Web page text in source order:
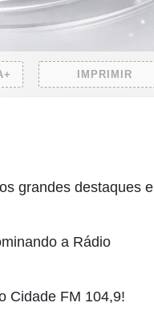
IMPRIMIR
grandes destaques e
a Rádio
Cidade FM 104,9!